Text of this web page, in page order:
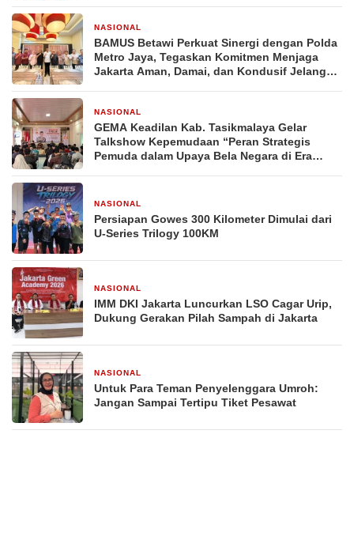
NASIONAL
BAMUS Betawi Perkuat Sinergi dengan Polda
Metro Jaya, Tegaskan Komitmen Menjaga
Jakarta Aman, Damai, dan Kondusif Jelang
NASIONAL
GEMA Keadilan Kab. Tasikmalaya Gelar
Talkshow Kepemudaan “Peran Strategis
Pemuda dalam Upaya Bela Negara di Era
NASIONAL
Persiapan Gowes 300 Kilometer Dimulai dari
U-Series Trilogy 100KM
NASIONAL
IMM DKI Jakarta Luncurkan LSO Cagar Urip,
Dukung Gerakan Pilah Sampah di Jakarta
NASIONAL
Untuk Para Teman Penyelenggara Umroh:
Jangan Sampai Tertipu Tiket Pesawat